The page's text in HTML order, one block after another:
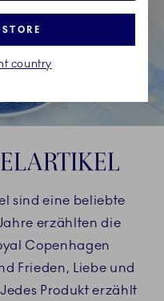
sind eine beliebte
erzählten die
Copenhagen
Frieden, Liebe und
Produkt erzählt
country